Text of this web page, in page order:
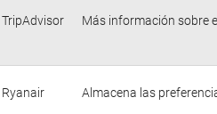
TripAdvisor Más información sobre
Ryanair Almacena las